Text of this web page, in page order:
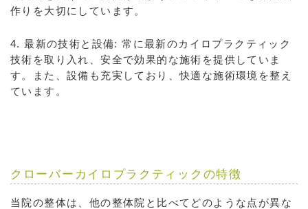
作りを大切にしています。
4. 最新の技術と設備: 常に最新のカイロプラクティック
技術を取り入れ、安全で効果的な施術を提供していま
す。また、設備も充実しており、快適な施術環境を整え
ています。
クローバーカイロプラクティックの特徴
当院の整体は、他の整体院と比べてどのような点が異な